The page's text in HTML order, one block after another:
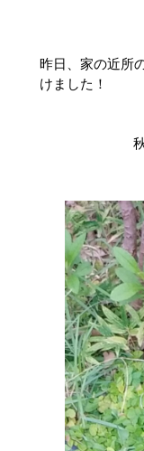
昨日、家の近所
けました！